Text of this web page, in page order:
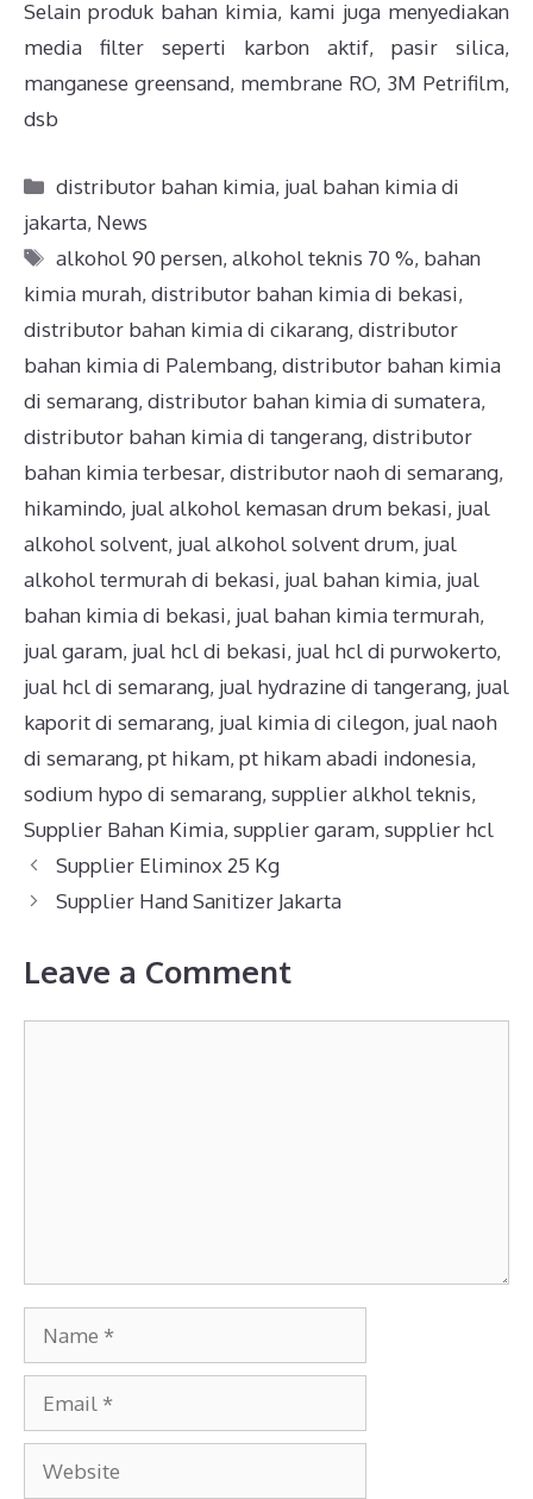
Selain produk bahan kimia, kami juga menyediakan
media filter seperti karbon aktif, pasir silica,
manganese greensand, membrane RO, 3M Petrifilm,
dsb
distributor bahan kimia, jual bahan kimia di
jakarta, News
alkohol 90 persen,alkohol teknis 70 %, bahan
kimia murah, distributor bahan kimia di bekasi,
distributor bahan kimia di cikarang, distributor
bahan kimia di Palembang, distributor bahan kimia
di semarang, distributor bahan kimia di sumatera,
distributor bahan kimia di tangerang, distributor
bahan kimia terbesar, distributor naoh di semarang,
hikamindo, jual alkohol kemasan drum bekasi, jual
alkohol solvent, jual alkohol solvent drum, jual
alkohol termurah di bekasi, jual bahan kimia, jual
bahan kimia di bekasi, jual bahan kimia termurah,
jual garam, jual hcl di bekasi, jual hcl di purwokerto,
jual hcl di semarang, jual hydrazine di tangerang, jual
kaporit di semarang, jual kimia di cilegon, jual naoh
di semarang, pt hikam, pt hikam abadi indonesia,
sodium hypo di semarang, supplier alkhol teknis,
Supplier Bahan Kimia, supplier garam, supplier hcl
Supplier Eliminox 25 Kg
Supplier Hand Sanitizer Jakarta
Leave a Comment